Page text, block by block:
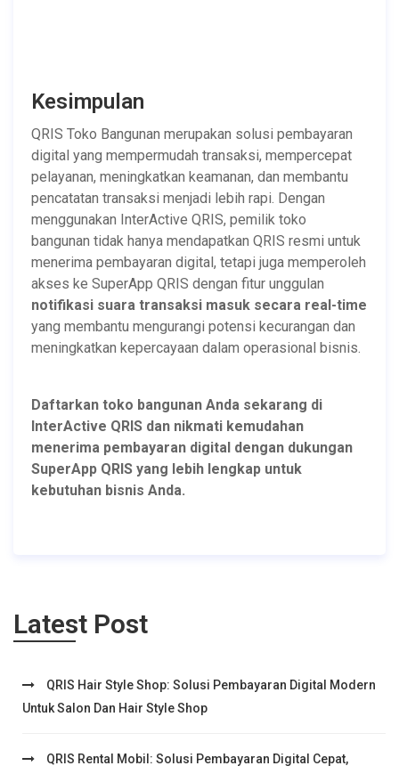
Kesimpulan
QRIS Toko Bangunan merupakan solusi pembayaran
digital yang mempermudah transaksi, mempercepat
pelayanan, meningkatkan keamanan, dan membantu
pencatatan transaksi menjadi lebih rapi. Dengan
menggunakan InterActive QRIS, pemilik toko
bangunan tidak hanya mendapatkan QRIS resmi untuk
menerima pembayaran digital, tetapi juga memperoleh
akses ke SuperApp QRIS dengan fitur unggulan
notifikasi suara transaksi masuk secara real-time
yang membantu mengurangi potensi kecurangan dan
meningkatkan kepercayaan dalam operasional bisnis.
Daftarkan toko bangunan Anda sekarang di
InterActive QRIS dan nikmati kemudahan
menerima pembayaran digital dengan dukungan
SuperApp QRIS yang lebih lengkap untuk
kebutuhan bisnis Anda.
Latest Post
QRIS Hair Style Shop: Solusi Pembayaran Digital Modern
Untuk Salon Dan Hair Style Shop
QRIS Rental Mobil: Solusi Pembayaran Digital Cepat,